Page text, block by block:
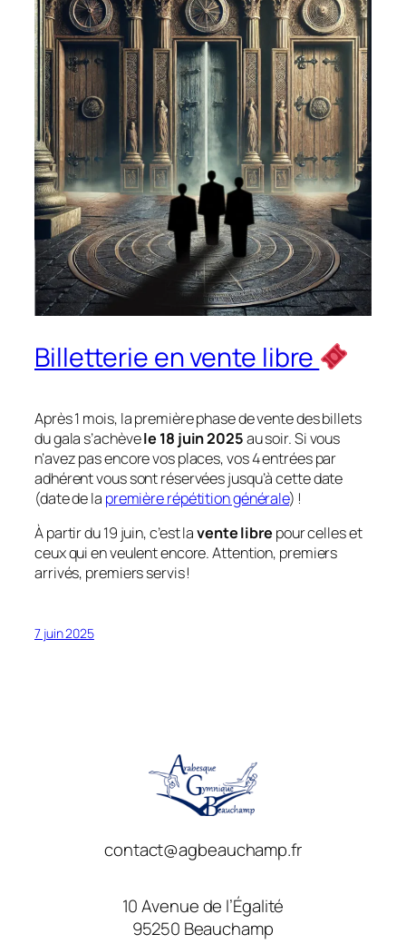
Billetterie en vente libre
Après 1 mois, la première phase de vente des billets
du gala s’achèvele 18 juin 2025au soir. Si vous
n’avez pas encore vos places, vos 4 entrées par
adhérent vous sont réservées jusqu’à cette date
(date de la première répétition générale) !
À partir du 19 juin, c’est lavente libre pour celles et
ceux qui en veulent encore. Attention, premiers
arrivés, premiers servis !
7 juin 2025
contact@agbeauchamp.fr
10 Avenue de l’Égalité
95250 Beauchamp